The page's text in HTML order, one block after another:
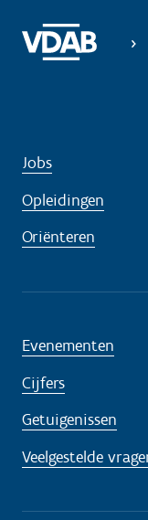
Jobs
Opleidingen
Oriënteren
Evenementen
Cijfers
Getuigenissen
Veelgestelde